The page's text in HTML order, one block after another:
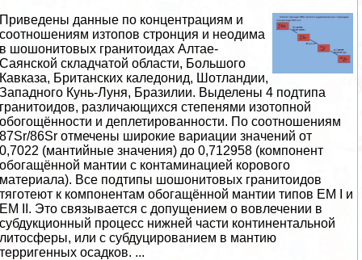
Приведены данные по концентрациям и
соотношениям изтопов стронция и неодима
в шошонитовых гранитоидах Алтае-
Саянской складчатой области, Большого
Кавказа, Британских каледонид, Шотландии,
Западного Кунь-Луня, Бразилии. Выделены 4 подтипа
гранитоидов, различающихся степенями изотопной
обогощённости и деплетированности. По соотношениям
87Sr/86Sr отмечены широкие вариации значений от
0,7022 (мантийные значения) до 0,712958 (компонент
обогащённой мантии c контаминацией корового
материала). Все подтипы шошонитовых гранитоидов
тяготеют к компонентам обогащённой мантии типов EM I и
EM II. Это связывается с допущением о вовлечении в
субдукционный процесс нижней части континентальной
литосферы, или с субдуцированием в мантию
терригенных осадков. ...